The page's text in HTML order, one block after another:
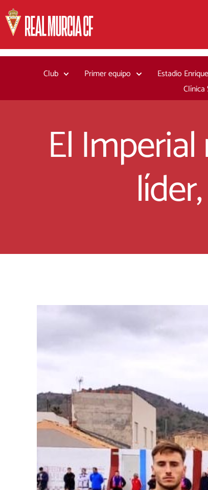
al
contenido
Club Primer equipo Estadio
Clínica
El